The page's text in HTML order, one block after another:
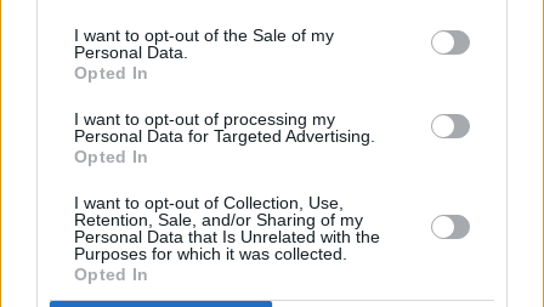
I want to opt-out of the Sale of my
Personal Data.
Opted In
I want to opt-out of processing my
Personal Data for Targeted Advertising.
Opted In
I want to opt-out of Collection, Use,
Retention, Sale, and/or Sharing of my
Personal Data that Is Unrelated with the
Purposes for which it was collected.
Opted In